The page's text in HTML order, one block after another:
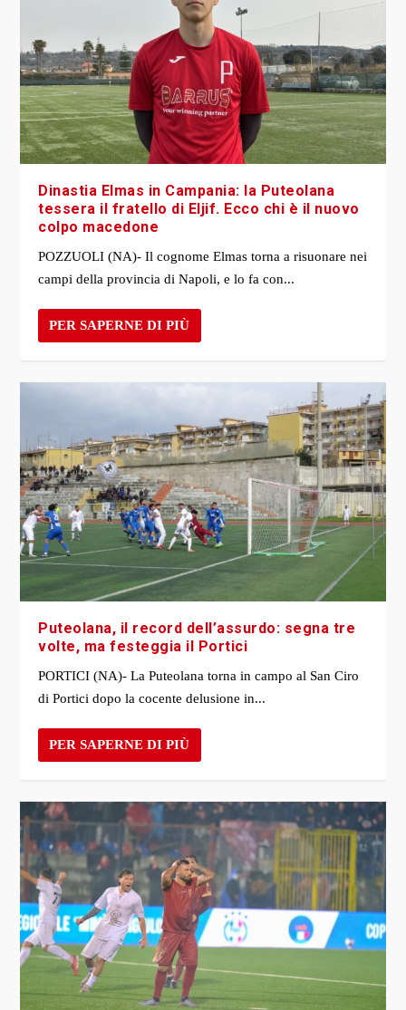
Dinastia Elmas in Campania: la Puteolana
tessera il fratello di Eljif. Ecco chi è il nuovo
colpo macedone
POZZUOLI (NA)- Il cognome Elmas torna a risuonare nei
campi della provincia di Napoli, e lo fa con...
PER SAPERNE DI PIÙ
Puteolana, il record dell’assurdo: segna tre
volte, ma festeggia il Portici
PORTICI (NA)- La Puteolana torna in campo al San Ciro
di Portici dopo la cocente delusione in...
PER SAPERNE DI PIÙ